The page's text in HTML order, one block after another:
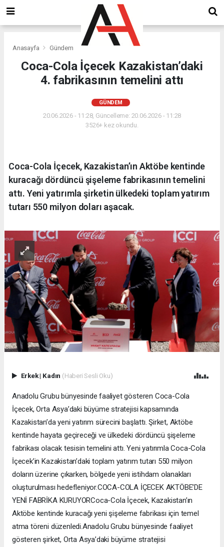
Anasayfa Gündem
Coca-Cola İçecek Kazakistan’daki
4. fabrikasının temelini attı
GÜNDEM
20.06.2026 - 11:28, Güncelleme: 20.06.2026 - 11:28
3526+ kez okundu.
Coca-Cola İçecek, Kazakistan’ın Aktöbe kentinde
kuracağı dördüncü şişeleme fabrikasının temelini
attı. Yeni yatırımla şirketin ülkedeki toplam yatırım
tutarı 550 milyon doları aşacak.
Erkek| Kadın (Haberi Sesli Oku)
Anadolu Grubu bünyesinde faaliyet gösteren Coca-Cola
İçecek, Orta Asya’daki büyüme stratejisi kapsamında
Kazakistan’da yeni yatırım sürecini başlattı. Şirket, Aktöbe
kentinde hayata geçireceği ve ülkedeki dördüncü şişeleme
fabrikası olacak tesisin temelini attı. Yeni yatırımla Coca-Cola
İçecek’in Kazakistan’daki toplam yatırım tutarı 550 milyon
doların üzerine çıkarken, bölgede yeni istihdam olanakları
oluşturulması hedefleniyor.COCA-COLA İÇECEK AKTÖBE’DE
YENİ FABRİKA KURUYORCoca-Cola İçecek, Kazakistan’ın
Aktöbe kentinde kuracağı yeni şişeleme fabrikası için temel
atma töreni düzenledi.Anadolu Grubu bünyesinde faaliyet
gösteren şirket, Orta Asya’daki büyüme stratejisi